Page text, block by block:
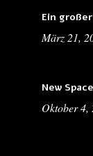
Ein
März 21,
New
Oktober 4,